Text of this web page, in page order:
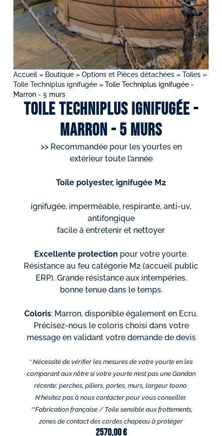
Accueil» Boutique» Options et Pièces détachées» Toiles»
Toile Techniplus ignifugée» Toile Techniplus ignifugée -
Marron - 5 murs
Toile Techniplus ignifugée -
Marron - 5 murs
>> Recommandée pour les yourtes en
extérieur toute l’année
Toile polyester, ignifugée M2
ignifugée, imperméable, respirante, anti-uv,
antifongique
facile à entretenir et nettoyer
Excellente protection pour votre yourte.
Résistance au feu catégorie M2 (accueil public
ERP). Grande résistance aux intempéries,
bonne tenue dans le temps.
Coloris: Marron, disponible également en Ecru.
Précisez-nous le coloris choisi dans votre
message en validant votre demande de devis
* Nécessité de vérifier les mesures de votre yourte en les
comparant aux nôtre si votre yourte n’est pas une Gandan
récente: perches, piliers, portes, murs, largeur toono.
N’hésitez pas à nous contacter pour vous conseiller.
**Fabrication française /Toile sensible aux frottements,
zones de contact des cordes chapeau à protéger
2570,00€